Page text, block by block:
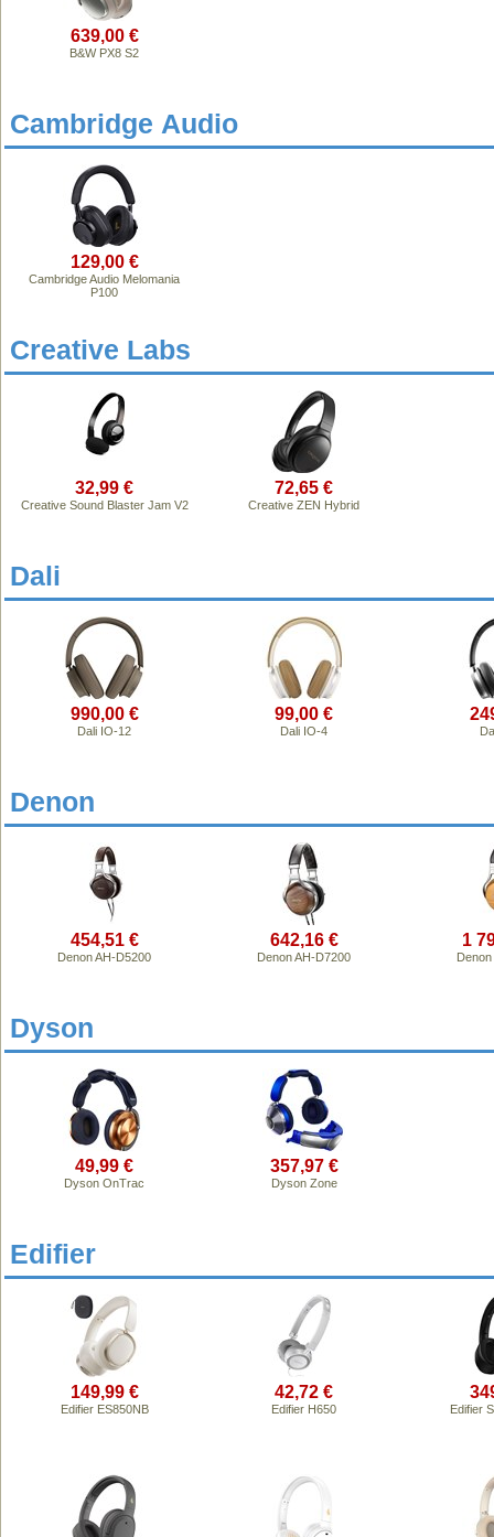
639,00 €
B&W PX8 S2
Cambridge Audio
129,00 €
Cambridge Audio Melomania
P100
Creative Labs
32,99 €
Creative Sound Blaster Jam V2
72,65 €
Creative ZEN Hybrid
Dali
990,00 €
Dali IO-12
99,00 €
Dali IO-4
Denon
454,51 €
Denon AH-D5200
642,16 €
Denon AH-D7200
1
Dyson
49,99 €
Dyson OnTrac
357,97 €
Dyson Zone
Edifier
149,99 €
Edifier ES850NB
42,72 €
Edifier H650 Edifier